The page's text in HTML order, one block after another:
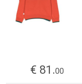
€ 81.00